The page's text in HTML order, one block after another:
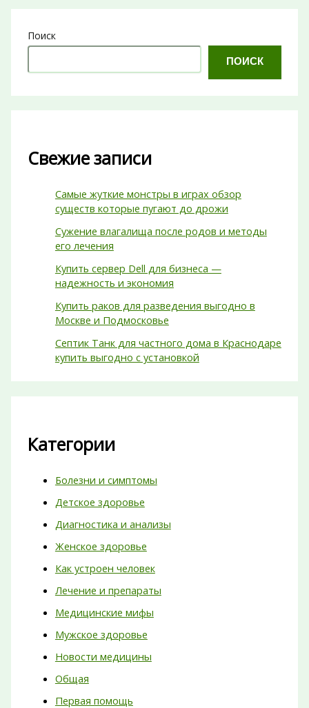
Поиск
ПОИСК
Свежие записи
Самые жуткие монстры в играх обзор
существ которые пугают до дрожи
Сужение влагалища после родов и методы
его лечения
Купить сервер Dell для бизнеса —
надежность и экономия
Купить раков для разведения выгодно в
Москве и Подмосковье
Септик Танк для частного дома в Краснодаре
купить выгодно с установкой
Категории
Болезни и симптомы
Детское здоровье
Диагностика и анализы
Женское здоровье
Как устроен человек
Лечение и препараты
Медицинские мифы
Мужское здоровье
Новости медицины
Общая
Первая помощь